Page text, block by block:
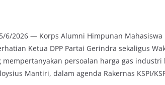
6/2026 — Korps Alumni Himpunan Mahasiswa
Ketua DPP Partai Gerindra sekaligus
persoalan harga gas industri
Mantiri, dalam agenda Rakernas KSPI/